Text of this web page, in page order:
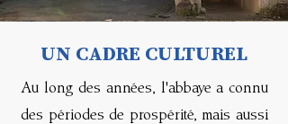
UN CADRE CULTUREL
Au long des années, l'abbaye a connu
des périodes de prospérité, mais aussi